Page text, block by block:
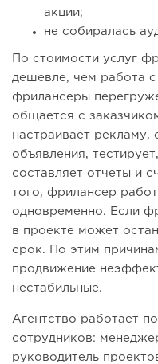
акции;
не собиралась
По стоимости услуг
дешевле, чем работа с
фрилансеры
общается с
настраивает рекламу,
объявления,
составляет отчеты и
того, фрилансер
одновременно. Если
в проекте может
срок. По этим
продвижение
нестабильные.
Агентство работает
сотрудников:
руководитель